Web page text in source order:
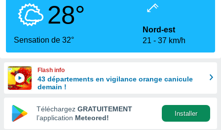
en
28°
Sensation de 32°
Nord-est
21
37 km/h
Flash info
43 départements en vigilance orange canicule
demain !
Téléchargez GRATUITEMENT
l’application Meteored!
Installer